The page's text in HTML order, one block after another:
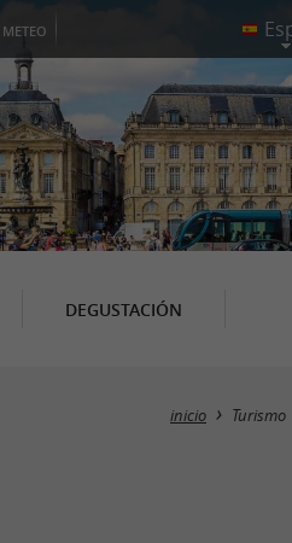
METEO
DEGUSTACIÓN
inicio Turismo